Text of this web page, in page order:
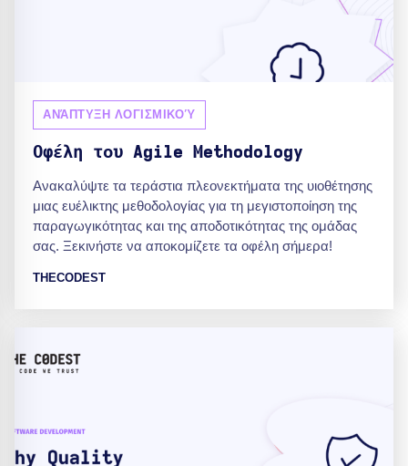
ΑΝΆΠΤΥΞΗ ΛΟΓΙΣΜΙΚΟΎ
Οφέλη του Agile Methodology
Ανακαλύψτε τα τεράστια πλεονεκτήματα της υιοθέτησης
μιας ευέλικτης μεθοδολογίας για τη μεγιστοποίηση της
παραγωγικότητας και της αποδοτικότητας της ομάδας
σας. Ξεκινήστε να αποκομίζετε τα οφέλη σήμερα!
THECODEST